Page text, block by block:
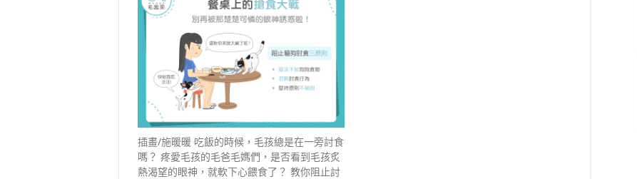
插畫/施暖暖 吃飯的時候，毛孩總是在一旁討食
嗎？ 疼愛毛孩的毛爸毛媽們，是否看到毛孩炙
熱渴望的眼神，就軟下心餵食了？ 教你阻止討